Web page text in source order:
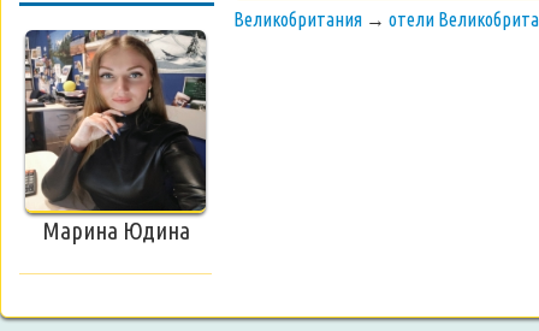
Марина Юдина
Великобритания → отели